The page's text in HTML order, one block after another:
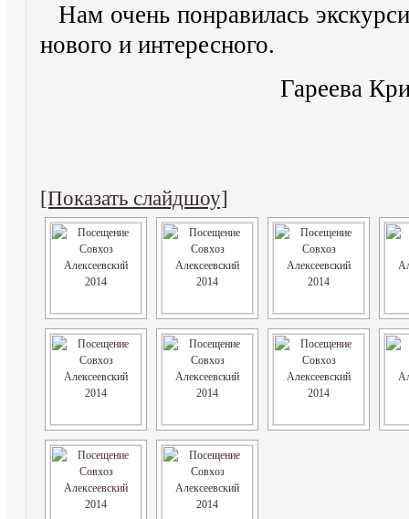
Нам очень понравилась
нового и интересного.
Гареева
[Показать слайдшоу]